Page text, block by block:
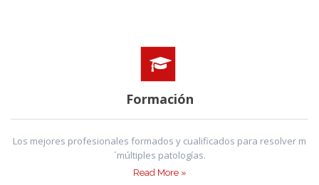
Formación
Los mejores profesionales formados y cualificados para resolver m
´múltiples patologías.
Read More »